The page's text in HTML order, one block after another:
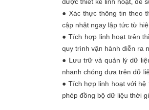
● Xác thực thông tin theo
cập nhật ngay lập tức từ
● Tích hợp linh hoạt trên
quy trình vận hành diễn ra
● Lưu trữ và quản lý dữ
nhanh chóng dựa trên dữ
● Tích hợp linh hoạt với hệ
phép đồng bộ dữ liệu thời